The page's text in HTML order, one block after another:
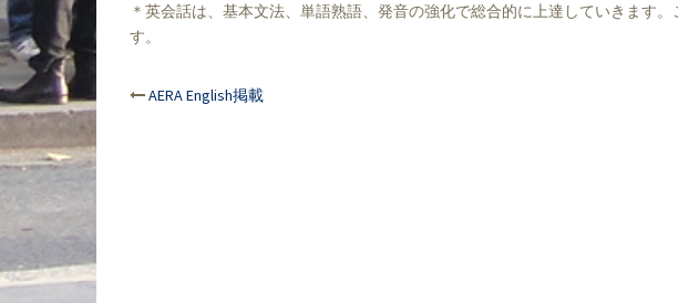
＊英会話は、基本文法、単語熟語、発音の強化で総合的に上達していきます
す。
投AERA English掲載